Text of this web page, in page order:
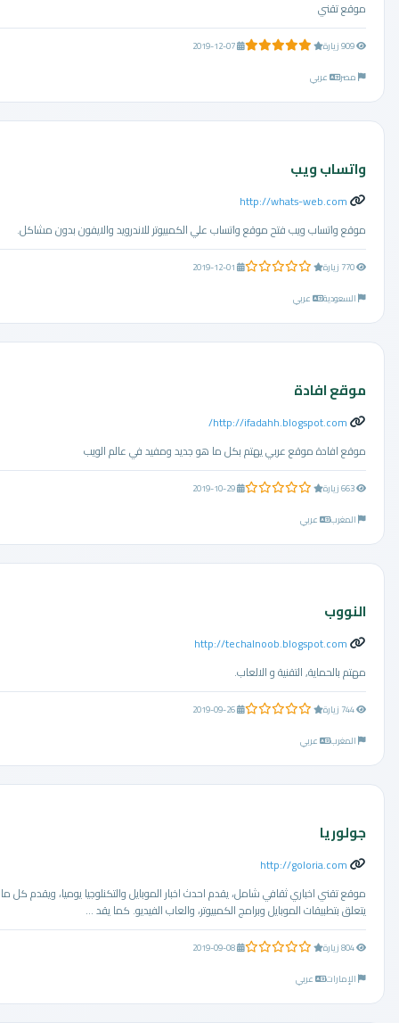
موقع تقني
5.0 من 5 نجوم
2019-12-07
مصر
عربي
واتساب ويب
http://whats-web.com
موقع واتساب ويب فتح موقع واتساب علي الكمبيوتر للاندرويد والايفون بدون مشاكل.
0.0 من 5 نجوم
2019-12-01
السعودية
عربي
موقع افادة
http://ifadahh.blogspot.com/
موقع افادة موقع عربي يهتم بكل ما هو جديد ومفيد في عالم الويب
0.0 من 5 نجوم
2019-10-29
المغرب
عربي
النووب
http://techalnoob.blogspot.com
مهتم بالحماية, التقنية و الالعاب.
0.0 من 5 نجوم
2019-09-26
المغرب
عربي
جولوريا
http://goloria.com
موقع تقني اخباري ثقافي شامل، يقدم احدث اخبار الموبايل والتكنلوجيا يوميا، ويقدم كل ما
يتعلق بتطبيقات الموبايل وبرامج الكمبيوتر، والعاب الفيديو. كما يقد ...
0.0 من 5 نجوم
2019-09-08
الإمارات
عربي